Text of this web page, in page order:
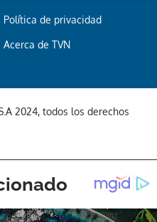
Política de privacidad
Acerca de TVN
2024, todos los derechos